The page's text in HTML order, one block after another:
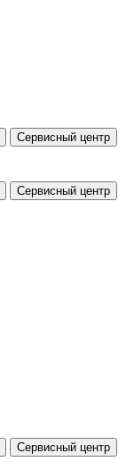
Сервисный центр
Сервисный центр
Сервисный центр